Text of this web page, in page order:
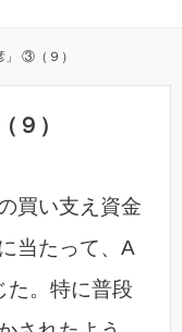
③（９）
）
買い支え資金
当たって、A
た。特に普段